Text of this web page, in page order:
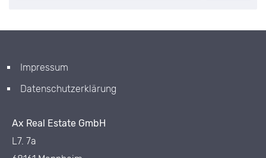
Impressum
Datenschutzerklärung
Ax Real Estate GmbH
L7. 7a